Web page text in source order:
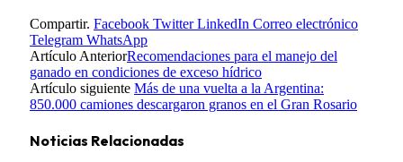
Compartir. Facebook Twitter LinkedIn Correo electrónico
Telegram WhatsApp
Artículo AnteriorRecomendaciones para el manejo del
ganado en condiciones de exceso hídrico
Artículo siguiente Más de una vuelta a la Argentina:
850.000 camiones descargaron granos en el Gran Rosario
Noticias Relacionadas